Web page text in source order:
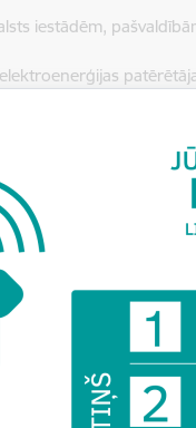
iestādēm,
elektroenerģijas
Pienākumi lielajiem
pārskats